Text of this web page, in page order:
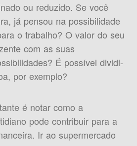
ou reduzido. Se você
já pensou na possibilidade
o trabalho? O valor do seu
com as suas
É possível dividi-
por exemplo?
é notar como a
pode contribuir para a
Ir ao supermercado